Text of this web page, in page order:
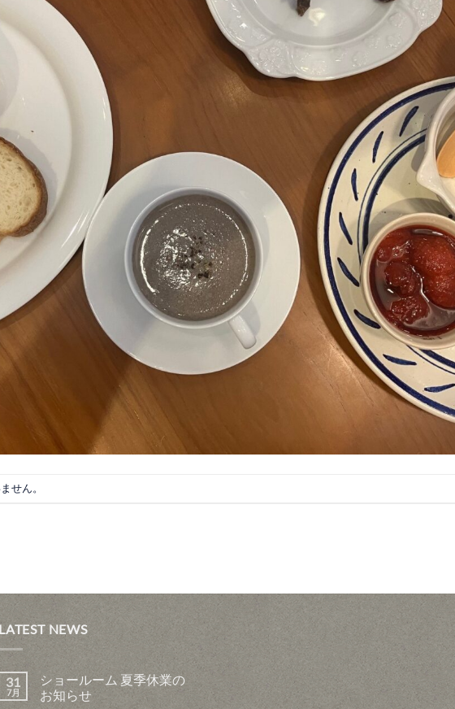
せん。
LATEST NEWS
31
7月
ショールーム 夏季休業の
お知らせ